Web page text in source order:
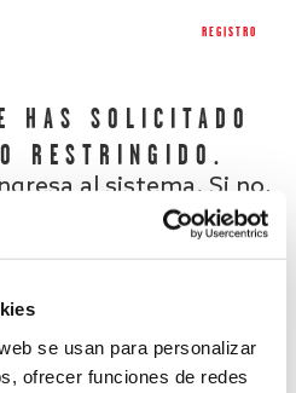
se usan para personalizar
ofrecer funciones de redes
REGISTRO
HAS SOLICITADO
RESTRINGIDO.
al sistema. Si no,